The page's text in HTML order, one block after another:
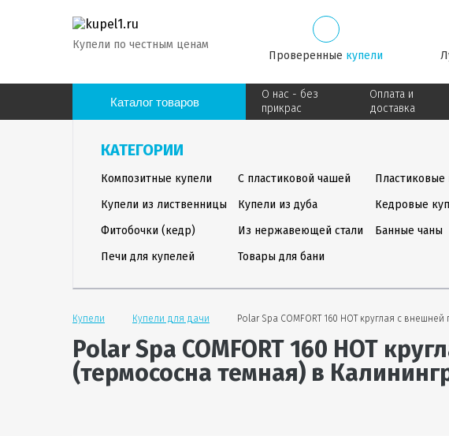
Купели по честным ценам
Проверенные купели
Каталог товаров
О нас - без
прикрас
Оплата и
доставка
КАТЕГОРИИ
Композитные купели С пластиковой чашей
Пластиковые
Купели из лиственницы
Купели из дуба
Кедровые
Фитобочки (кедр)
Из нержавеющей стали
Банные чаны
Печи для купелей
Товары для бани
Купели Купели для дачи Polar Spa COMFORT 160 HOT круглая с
Polar Spa COMFORT 160 HOT
(термососна темная) в